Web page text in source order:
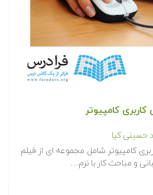
کامپیوتر
حسینی کیا
کامپیوتر شامل مجموعه ای از فیلم
و مباحث کار با نرم…